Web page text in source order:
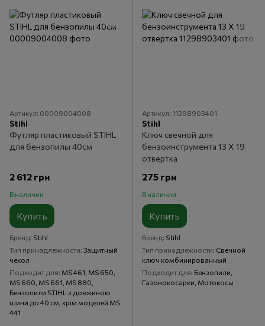
Артикул: 00009004008
Stihl
Футляр пластиковый STIHL
для бензопилы 40см
2 612 грн
В наличии
Купить
Бренд Stihl
Тип принадлежности Защитный
чехол
Подходит для MS 461, MS 650,
MS 660, MS 661, MS 880,
Бензопили STIHL з довжиною
шини до 40 см, крім моделей MS
441
Артикул: 11298903401
Stihl
Ключ свечной для
бензоинструмента 13 Х 19
отвертка
275 грн
В наличии
Купить
Бренд Stihl
Тип принадлежности Свечной
ключ комбинированный
Подходит для Бензопили,
Газонокосарки, Мотокосы